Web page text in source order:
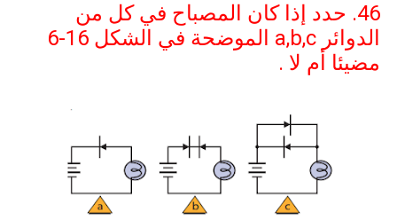
46. حدد إذا كان المصباح في كل من
الدوائر a,b,c الموضحة في الشكل 6-16
مضيئا أم لا .